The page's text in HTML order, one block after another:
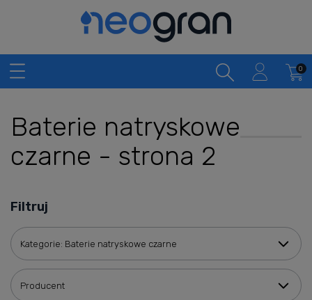
Baterie natryskowe
czarne - strona 2
Filtruj
Kategorie: Baterie natryskowe czarne
Producent